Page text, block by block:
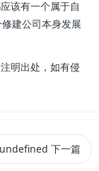
该有一个属于自
建公司本身发展
明出处，如有侵
undefined 下一篇